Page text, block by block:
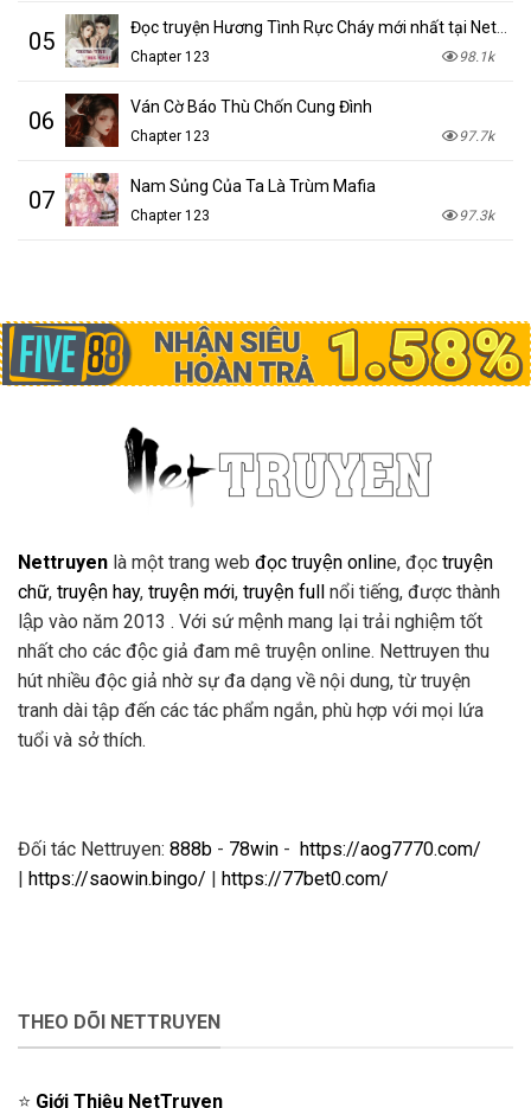
05
Chapter 123 98.1k
06 Ván Cờ Báo Thù Chốn Cung Đình
Chapter 123 97.7k
07 Nam Sủng Của Ta Là Trùm Mafia
Chapter 123 97.3k
Nettruyen là một trang web đọc truyện online, đọc truyện
chữ, truyện hay, truyện mới, truyện full
nổi tiếng, được thành
lập vào năm 2013 . Với sứ mệnh mang lại trải nghiệm tốt
nhất cho các độc giả đam mê truyện online. Nettruyen thu
hút nhiều độc giả nhờ sự đa dạng về nội dung, từ truyện
tranh dài tập đến các tác phẩm ngắn, phù hợp với mọi lứa
tuổi và sở thích.
Đối tác Nettruyen: 888b - 78win - https://aog7770.com/
| https://saowin.bingo/ | https://77bet0.com/
THEO DÕI NETTRUYEN
⭐️ Giới Thiệu NetTruyen